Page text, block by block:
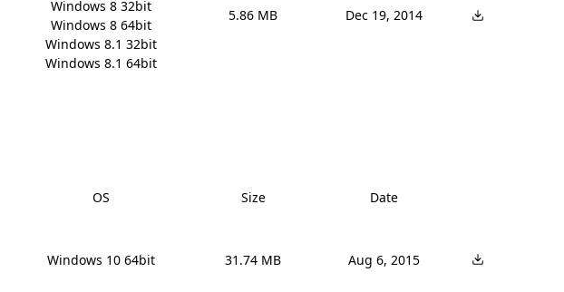
Windows 8 32bit
Windows 8 64bit
Windows 8.1 32bit
Windows 8.1 64bit
5.86 MB Dec 19, 2014
OS Size Date
Windows 10 64bit 31.74 MB Aug 6, 2015